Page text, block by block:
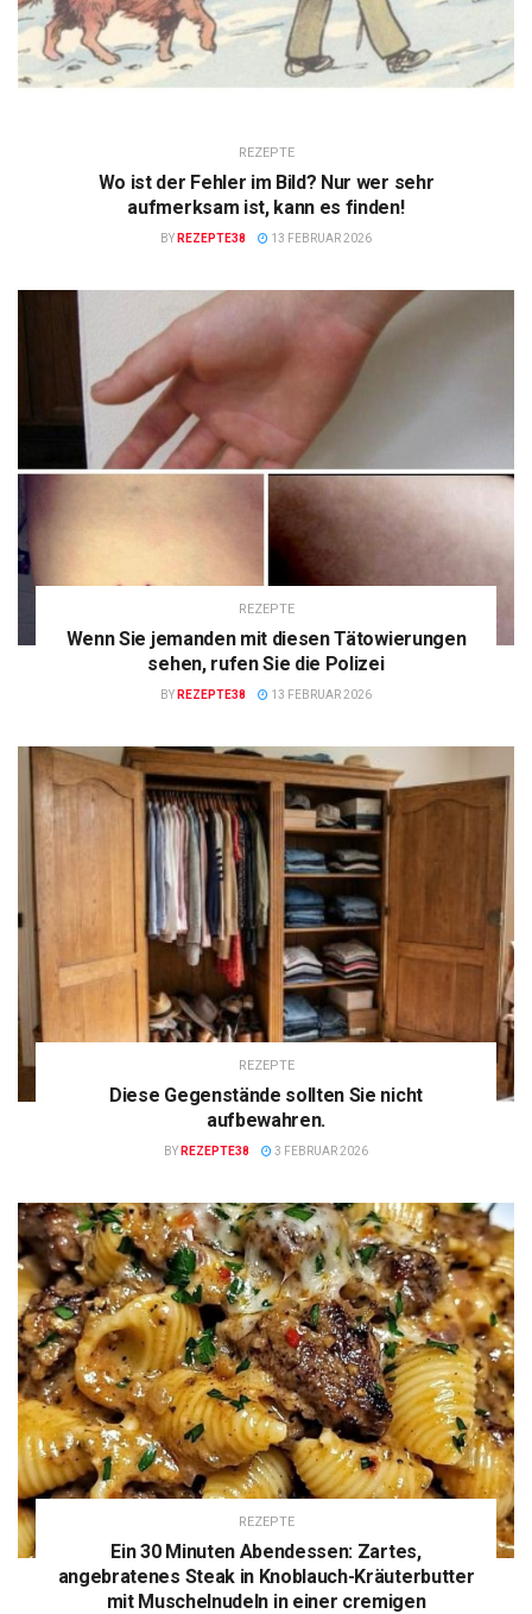
REZEPTE
Wo ist der Fehler im Bild? Nur wer sehr
aufmerksam ist, kann es finden!
BY REZEPTE38 13 FEBRUAR 2026
REZEPTE
Wenn Sie jemanden mit diesen Tätowierungen
sehen, rufen Sie die Polizei
BY REZEPTE38 13 FEBRUAR 2026
REZEPTE
Diese Gegenstände sollten Sie nicht
aufbewahren.
BY REZEPTE38 3 FEBRUAR 2026
REZEPTE
Ein 30 Minuten Abendessen: Zartes,
angebratenes Steak in Knoblauch-Kräuterbutter
mit Muschelnudeln in einer cremigen